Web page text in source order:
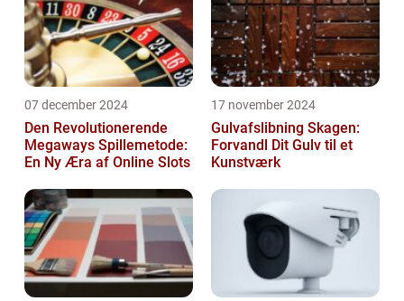
07 december 2024
Den Revolutionerende
Megaways Spillemetode:
En Ny Æra af Online Slots
17 november 2024
Gulvafslibning Skagen:
Forvandl Dit Gulv til et
Kunstværk